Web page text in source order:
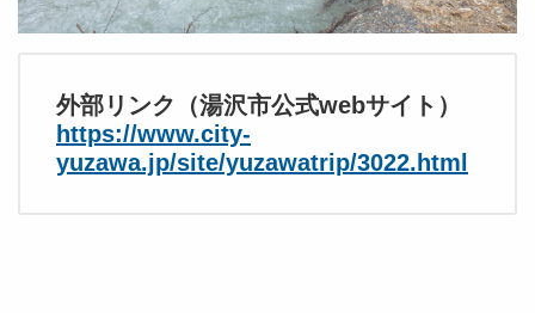
外部リンク（湯沢市公式webサイト）
https://www.city-
yuzawa.jp/site/yuzawatrip/3022.html